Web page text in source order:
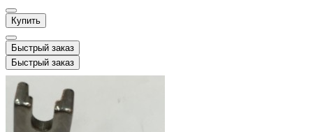
Купить
Быстрый заказ
Быстрый заказ